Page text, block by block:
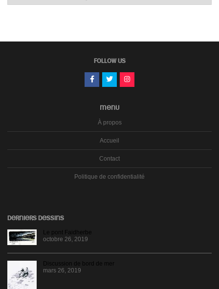
FOLLOW US
MENU
À propos
Accueil
Contact
Politique de confidentialité
DERNIERS DESSINS
Le pont Faidherbe
octobre 26, 2019
Discussion de bord de mer
mars 26, 2019